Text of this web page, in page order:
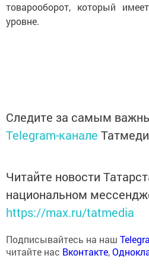
товарооборот, который
уровне.
Следите за самым
Telegram-канале
Читайте новости
национальном
https://max.ru/tatmedia
Подписывайтесь на наш
читайте нас Вконтакте,